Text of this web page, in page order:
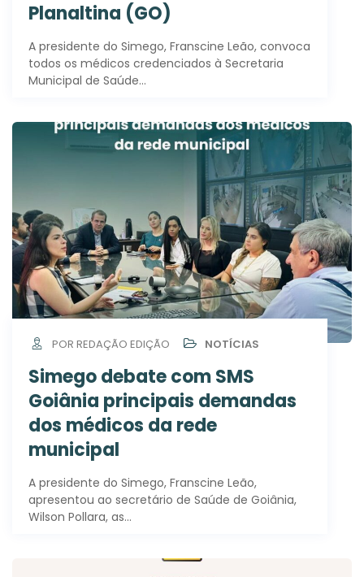
Planaltina (GO)
A presidente do Simego, Franscine Leão, convoca
todos os médicos credenciados à Secretaria
Municipal de Saúde…
POR REDAÇÃO EDIÇÃO NOTÍCIAS
Simego debate com SMS
Goiânia principais demandas
dos médicos da rede
municipal
A presidente do Simego, Franscine Leão,
apresentou ao secretário de Saúde de Goiânia,
Wilson Pollara, as…